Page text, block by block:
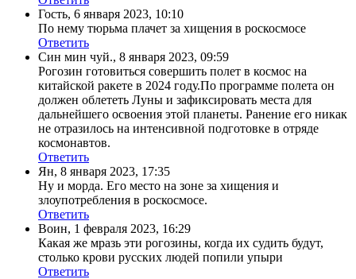
Гость, 6 января 2023, 10:10
По нему тюрьма плачет за хищения в роскосмосе
Ответить
Син мин чуй., 8 января 2023, 09:59
Рогозин готовиться совершить полет в космос на
китайской ракете в 2024 году.По программе полета он
должен облететь Луны и зафиксировать места для
дальнейшего освоения этой планеты. Ранение его никак
не отразилось на интенсивной подготовке в отряде
космонавтов.
Ответить
Ян, 8 января 2023, 17:35
Ну и морда. Его место на зоне за хищения и
злоупотребления в роскосмосе.
Ответить
Воин, 1 февраля 2023, 16:29
Какая же мразь эти рогозины, когда их судить будут,
столько крови русских людей попили упыри
Ответить